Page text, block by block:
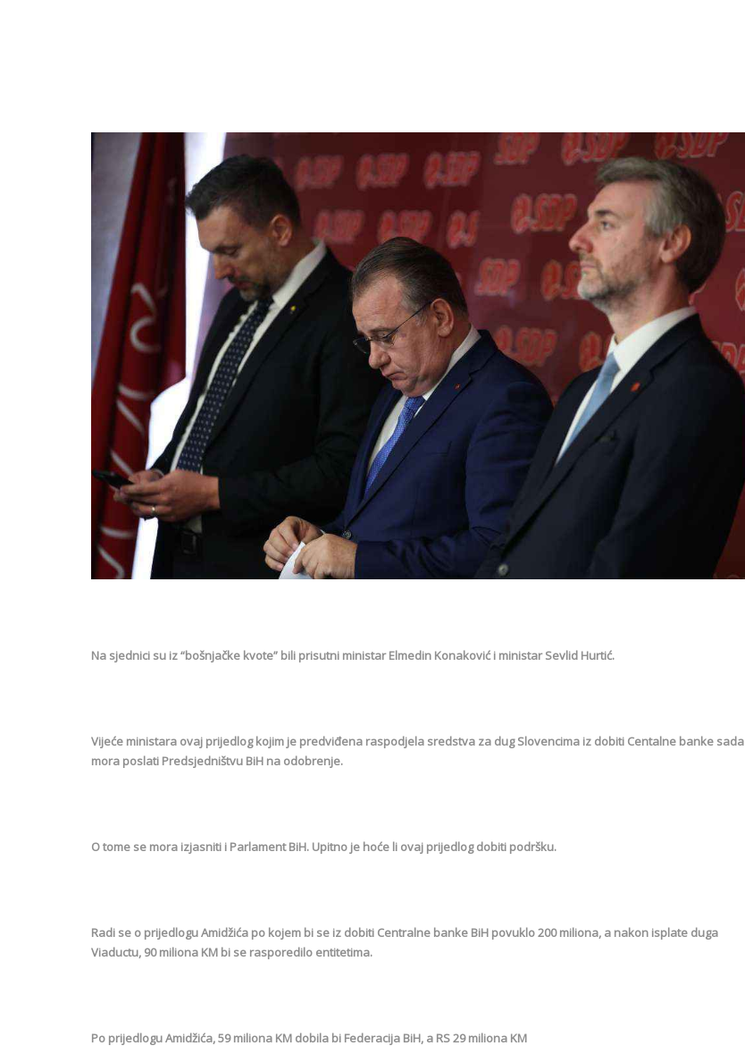
Na sjednici su iz “bošnjačke kvote” bili prisutni ministar Elmedin Konaković i ministar Sevlid Hurtić.
Vijeće ministara ovaj prijedlog kojim je predviđena raspodjela sredstva za dug Slovencima iz dobiti Centalne banke sada
mora poslati Predsjedništvu BiH na odobrenje.
O tome se mora izjasniti i Parlament BiH. Upitno je hoće li ovaj prijedlog dobiti podršku.
Radi se o prijedlogu Amidžića po kojem bi se iz dobiti Centralne banke BiH povuklo 200 miliona, a nakon isplate duga
Viaductu, 90 miliona KM bi se rasporedilo entitetima.
Po prijedlogu Amidžića, 59 miliona KM dobila bi Federacija BiH, a RS 29 miliona KM